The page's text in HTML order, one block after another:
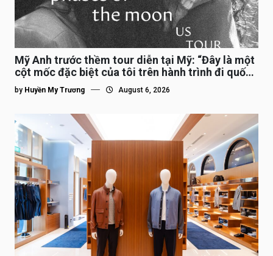
Mỹ Anh trước thềm tour diễn tại Mỹ: “Đây là một
cột mốc đặc biệt của tôi trên hành trình đi quốc
tế”
by Huyền My Trương August 6, 2026